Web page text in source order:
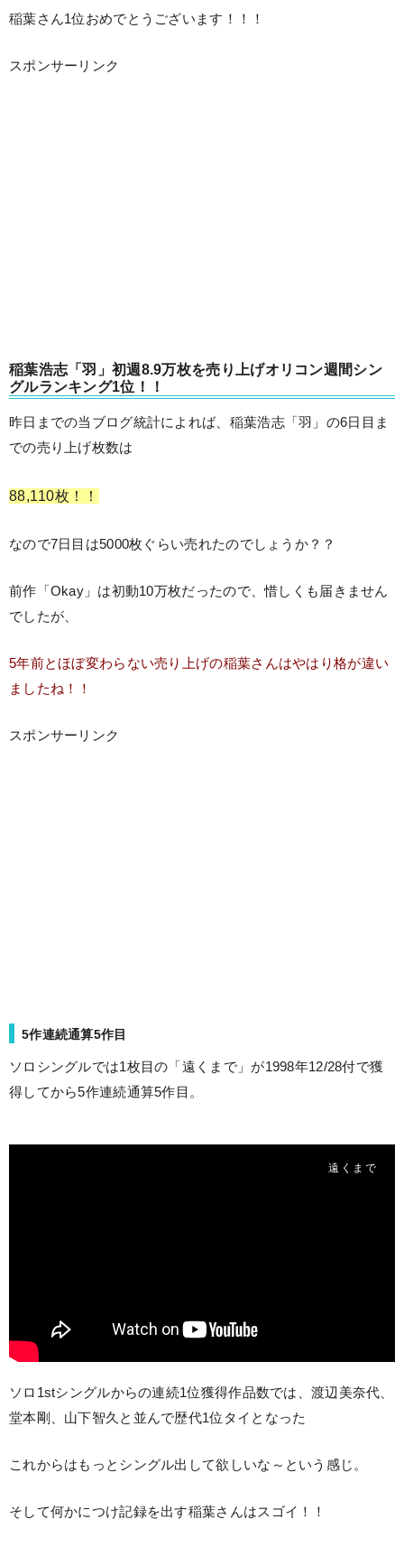
稲葉さん1位おめでとうございます！！！
スポンサーリンク
稲葉浩志「羽」初週8.9万枚を売り上げオリコン週間シン
グルランキング1位！！
昨日までの当ブログ統計によれば、稲葉浩志「羽」の6日目ま
での売り上げ枚数は
88,110枚！！
なので7日目は5000枚ぐらい売れたのでしょうか？？
前作「Okay」は初動10万枚だったので、惜しくも届きません
でしたが、
5年前とほぼ変わらない売り上げの稲葉さんはやはり格が違い
ましたね！！
スポンサーリンク
5作連続通算5作目
ソロシングルでは1枚目の「遠くまで」が1998年12/28付で獲
得してから5作連続通算5作目。
遠くまで
ソロ1stシングルからの連続1位獲得作品数では、渡辺美奈代、
堂本剛、山下智久と並んで歴代1位タイとなった
これからはもっとシングル出して欲しいな～という感じ。
そして何かにつけ記録を出す稲葉さんはスゴイ！！